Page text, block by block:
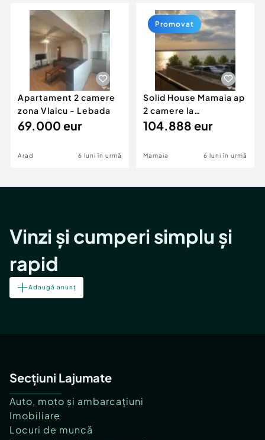
Servicii
Animale de companie
Afaceri și echipamente profesionale
Inchiriere Bunuri si Vehicule
Utilaje agricole si industriale
Piese auto si accesorii
Dacia Duster
Apartament 2 camere
zona Vlaicu - Lebada
69.000 eur
Arad 6 luni în urmă
Solid House Mamaia ap
2 camere la
cheie,langa Mega
104.888 eur
Mamaia 6 luni în urmă
Promovat
Vinzi și cumperi simplu și
rapid
Adaugă anunț
Secțiuni Lajumate
Auto, moto și ambarcațiuni
Imobiliare
Locuri de muncă